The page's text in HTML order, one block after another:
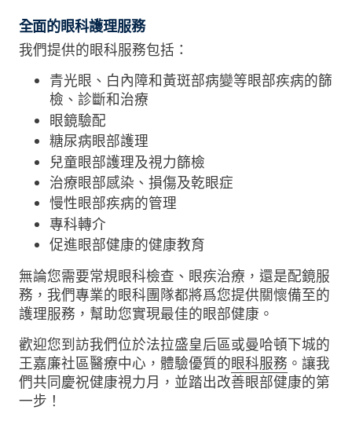
全面的眼科護理服務
我們提供的眼科服務包括：
青光眼、白內障和黃斑部病變等眼部疾病的篩
檢、診斷和治療
眼鏡驗配
糖尿病眼部護理
兒童眼部護理及視力篩檢
治療眼部感染、損傷及乾眼症
慢性眼部疾病的管理
專科轉介
促進眼部健康的健康教育
無論您需要常規眼科檢查、眼疾治療，還是配鏡服
務，我們專業的眼科團隊都將爲您提供關懷備至的
護理服務，幫助您實現最佳的眼部健康。
歡迎您到訪我們位於法拉盛皇后區或曼哈頓下城的
王嘉廉社區醫療中心，體驗優質的眼科服務 。讓我
們共同慶祝健康視力月，並踏出改善眼部健康的第
一步！